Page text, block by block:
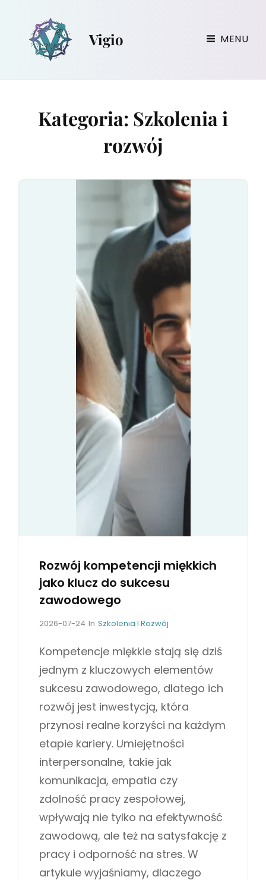
Vigio MENU
Kategoria: Szkolenia i
rozwój
Rozwój kompetencji miękkich
jako klucz do sukcesu
zawodowego
P
s
e
d
n
2026-07-24 In C
T
E
G
O
E
Szkolenia I Rozwój
Kompetencje miękkie stają się dziś
jednym z kluczowych elementów
sukcesu zawodowego, dlatego ich
rozwój jest inwestycją, która
przynosi realne korzyści na każdym
etapie kariery. Umiejętności
interpersonalne, takie jak
komunikacja, empatia czy
zdolność pracy zespołowej,
wpływają nie tylko na efektywność
zawodową, ale też na satysfakcję z
pracy i odporność na stres. W
artykule wyjaśniamy, dlaczego